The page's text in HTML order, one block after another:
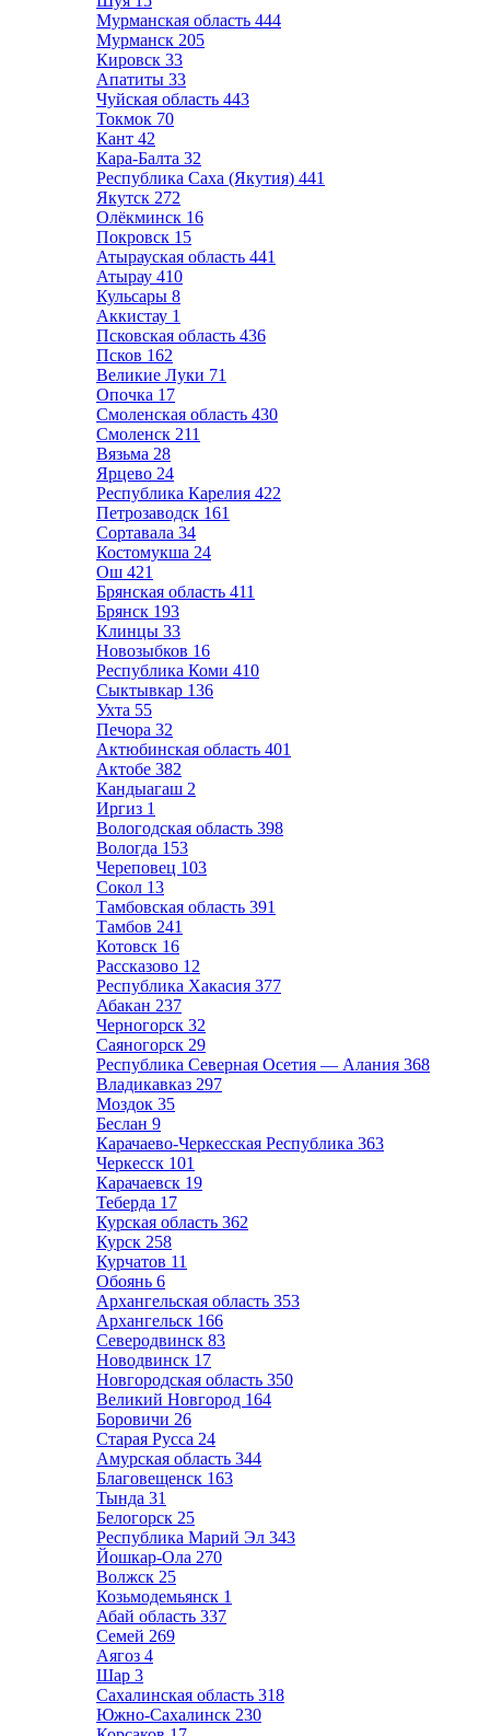
Мурманская область 444
Мурманск 205
Кировск 33
Апатиты 33
Чуйская область 443
Токмок 70
Кант 42
Кара-Балта 32
Республика Саха (Якутия) 441
Якутск 272
Олёкминск 16
Покровск 15
Атырауская область 441
Атырау 410
Кульсары 8
Аккистау 1
Псковская область 436
Псков 162
Великие Луки 71
Опочка 17
Смоленская область 430
Смоленск 211
Вязьма 28
Ярцево 24
Республика Карелия 422
Петрозаводск 161
Сортавала 34
Костомукша 24
Ош 421
Брянская область 411
Брянск 193
Клинцы 33
Новозыбков 16
Республика Коми 410
Сыктывкар 136
Ухта 55
Печора 32
Актюбинская область 401
Актобе 382
Кандыагаш 2
Иргиз 1
Вологодская область 398
Вологда 153
Череповец 103
Сокол 13
Тамбовская область 391
Тамбов 241
Котовск 16
Рассказово 12
Республика Хакасия 377
Абакан 237
Черногорск 32
Саяногорск 29
Республика Северная Осетия — Алания 368
Владикавказ 297
Моздок 35
Беслан 9
Карачаево-Черкесская Республика 363
Черкесск 101
Карачаевск 19
Теберда 17
Курская область 362
Курск 258
Курчатов 11
Обоянь 6
Архангельская область 353
Архангельск 166
Северодвинск 83
Новодвинск 17
Новгородская область 350
Великий Новгород 164
Боровичи 26
Старая Русса 24
Амурская область 344
Благовещенск 163
Тында 31
Белогорск 25
Республика Марий Эл 343
Йошкар-Ола 270
Волжск 25
Козьмодемьянск 1
Абай область 337
Семей 269
Аягоз 4
Шар 3
Сахалинская область 318
Южно-Сахалинск 230